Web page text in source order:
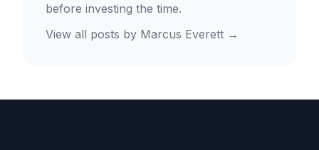
before investing the time.
View all posts by Marcus Everett →